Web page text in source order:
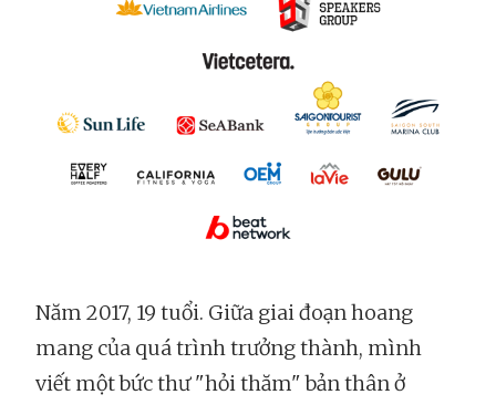
Năm 2017, 19 tuổi. Giữa giai đoạn hoang
mang của quá trình trưởng thành, mình
viết một bức thư "hỏi thăm" bản thân ở